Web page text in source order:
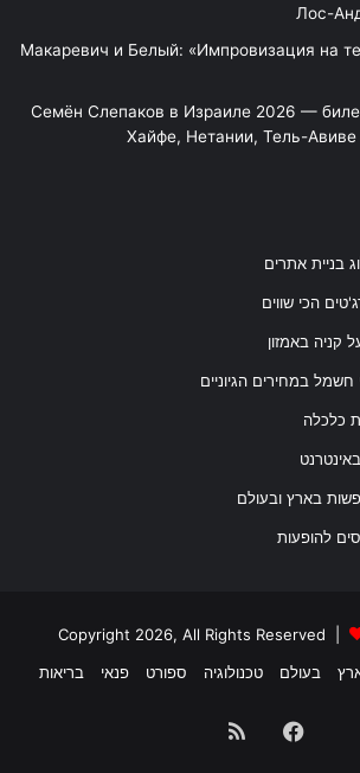
Лос-
Макаревич и Белый: «Импровизация на
Семён Слепаков в Израиле 2026 —
Хайфе, Нетании, Тель-Авиве
בעולם טכנולוגיה ספורט פנאי בריאות
Facebook